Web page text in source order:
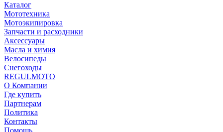
Каталог
Мототехника
Мотоэкипировка
Запчасти и расходники
Аксессуары
Масла и химия
Велосипеды
Снегоходы
REGULMOTO
О Компании
Где купить
Партнерам
Политика
Контакты